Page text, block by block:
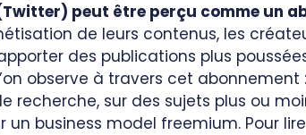
peut être perçu comme un
de leurs contenus, les
des publications plus
observe à travers cet
recherche, sur des sujets plus ou
business model freemium. Pour